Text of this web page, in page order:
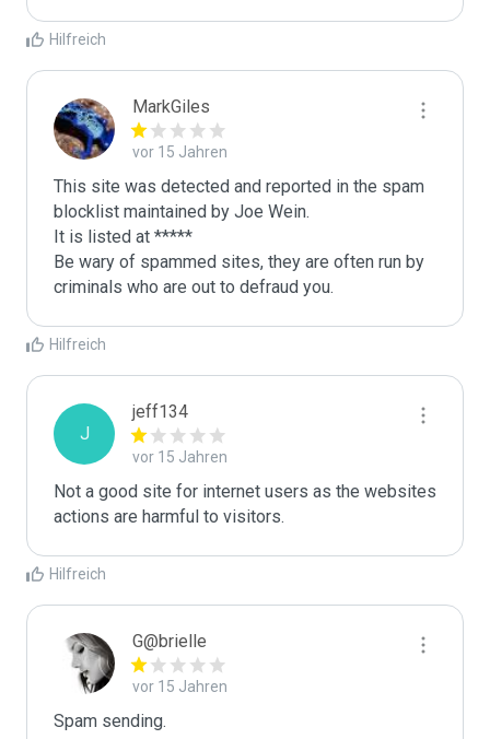
Hilfreich
MarkGiles
vor 15 Jahren
This site was detected and reported in the spam
blocklist maintained by Joe Wein.
It is listed at *****
Be wary of spammed sites, they are often run by
criminals who are out to defraud you.
Hilfreich
J
jeff134
vor 15 Jahren
Not a good site for internet users as the websites
actions are harmful to visitors.
Hilfreich
G@brielle
vor 15 Jahren
Spam sending.